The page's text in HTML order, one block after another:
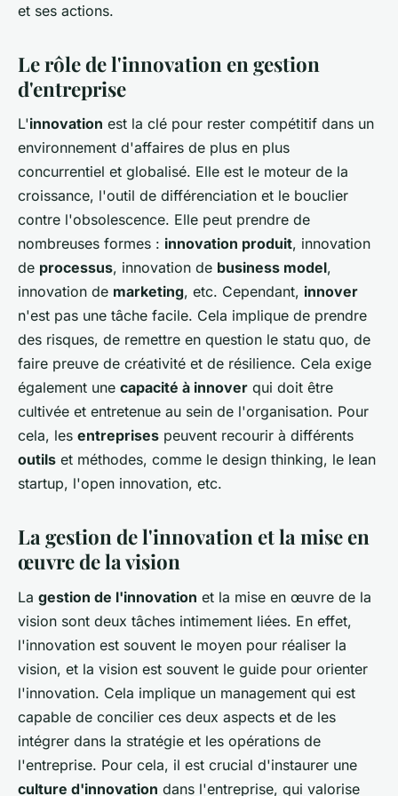
et ses actions.
Le rôle de l'innovation en gestion
d'entreprise
L'innovation est la clé pour rester compétitif dans un
environnement d'affaires de plus en plus
concurrentiel et globalisé. Elle est le moteur de la
croissance, l'outil de différenciation et le bouclier
contre l'obsolescence. Elle peut prendre de
nombreuses formes : innovation produit, innovation
de processus, innovation de business model,
innovation de marketing, etc. Cependant, innover
n'est pas une tâche facile. Cela implique de prendre
des risques, de remettre en question le statu quo, de
faire preuve de créativité et de résilience. Cela exige
également une capacité à innover qui doit être
cultivée et entretenue au sein de l'organisation. Pour
cela, les entreprises peuvent recourir à différents
outils et méthodes, comme le design thinking, le lean
startup, l'open innovation, etc.
La gestion de l'innovation et la mise en
œuvre de la vision
La gestion de l'innovation et la mise en œuvre de la
vision sont deux tâches intimement liées. En effet,
l'innovation est souvent le moyen pour réaliser la
vision, et la vision est souvent le guide pour orienter
l'innovation. Cela implique un management qui est
capable de concilier ces deux aspects et de les
intégrer dans la stratégie et les opérations de
l'entreprise. Pour cela, il est crucial d'instaurer une
culture d'innovation dans l'entreprise, qui valorise